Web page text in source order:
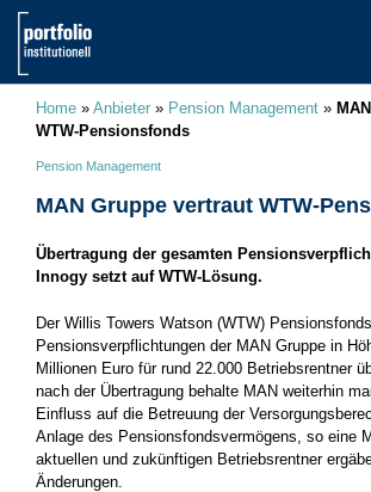
Home » Anbieter » Pension Management »
WTW-Pensionsfonds
Pension Management
MAN Gruppe vertraut WTW-
Übertragung der gesamten
Innogy setzt auf WTW-Lösung.
Der Willis Towers Watson (WTW)
Pensionsverpflichtungen der MAN Gruppe in
Millionen Euro für rund 22.000 Betriebsrentner
nach der Übertragung behalte MAN weiterhin
Einfluss auf die Betreuung der
Anlage des Pensionsfondsvermögens, so eine
aktuellen und zukünftigen Betriebsrentner
Änderungen.